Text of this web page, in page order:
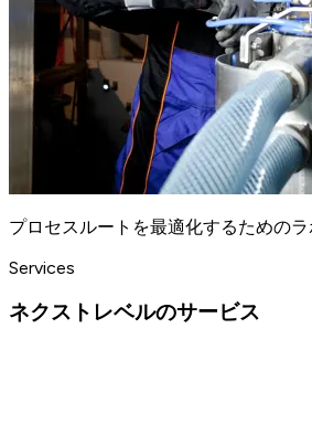
プロセスルートを最適化するための
Services
ネクストレベルのサービス